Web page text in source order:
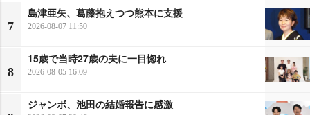
7
島津亜矢、葛藤抱えつつ熊本に支援
2026-08-07 11:50
8
15歳で当時27歳の夫に一目惚れ
2026-08-05 16:09
ジャンボ、池田の結婚報告に感激